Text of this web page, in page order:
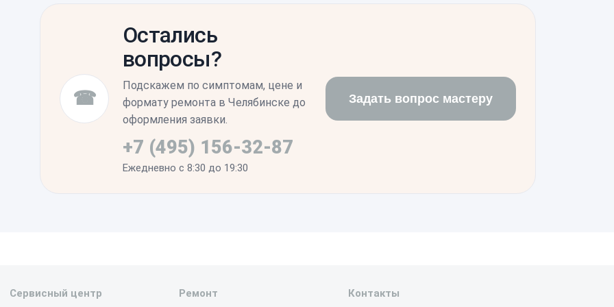
протестировать работу датчиков и проверить плотность прилегания экрана к
корпусу в первые дни эксплуатации.
☎
Остались
вопросы?
Подскажем по симптомам, цене и
формату ремонта в Челябинске до
оформления заявки.
+7 (495) 156-32-87
Ежедневно с 8:30 до 19:30
Задать вопрос мастеру
Сервисный центр Ремонт Контакты